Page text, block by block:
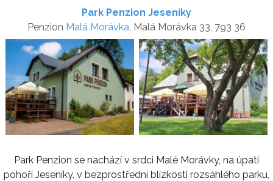
Park Penzion Jeseníky
Penzion Malá Morávka , Malá Morávka 33, 793 36
Park Penzion se nachází v srdci Malé Morávky, na úpatí
pohoří Jeseníky, v bezprostřední blízkosti rozsáhlého parku,